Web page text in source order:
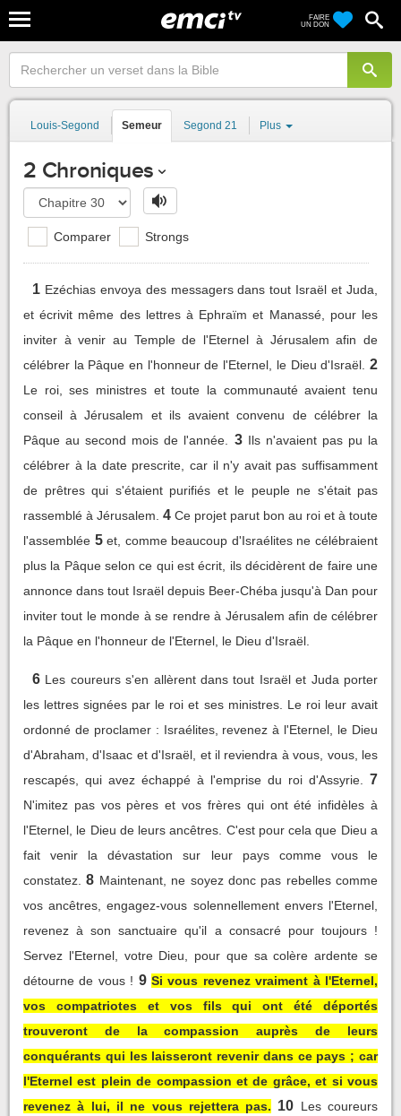
FAIRE
UN DON
Louis-Segond Semeur Segond 21 Plus
2 Chroniques
Comparer Strongs
1 Ezéchias envoya des messagers dans tout Israël et Juda,
et écrivit même des lettres à Ephraïm et Manassé, pour les
inviter à venir au Temple de l'Eternel à Jérusalem afin de
célébrer la Pâque en l'honneur de l'Eternel, le Dieu d'Israël. 2
Le roi, ses ministres et toute la communauté avaient tenu
conseil à Jérusalem et ils avaient convenu de célébrer la
Pâque au second mois de l'année.
3 Ils n'avaient pas pu la
célébrer à la date prescrite, car il n'y avait pas suffisamment
de prêtres qui s'étaient purifiés et le peuple ne s'était pas
rassemblé à Jérusalem. 4 Ce projet parut bon au roi et à toute
l'assemblée 5 et, comme beaucoup d'Israélites ne célébraient
plus la Pâque selon ce qui est écrit, ils décidèrent de faire une
annonce dans tout Israël depuis Beer-Chéba jusqu'à Dan pour
inviter tout le monde à se rendre à Jérusalem afin de célébrer
la Pâque en l'honneur de l'Eternel, le Dieu d'Israël.
6 Les coureurs s'en allèrent dans tout Israël et Juda porter
les lettres signées par le roi et ses ministres. Le roi leur avait
ordonné de proclamer : Israélites, revenez à l'Eternel, le Dieu
d'Abraham, d'Isaac et d'Israël, et il reviendra à vous, vous, les
rescapés, qui avez échappé à l'emprise du roi d'Assyrie.
7
N'imitez pas vos pères et vos frères qui ont été infidèles à
l'Eternel, le Dieu de leurs ancêtres. C'est pour cela que Dieu a
fait venir la dévastation sur leur pays comme vous le
constatez. 8 Maintenant, ne soyez donc pas rebelles comme
vos ancêtres, engagez-vous solennellement envers l'Eternel,
revenez à son sanctuaire qu'il a consacré pour toujours !
Servez l'Eternel, votre Dieu, pour que sa colère ardente se
détourne de vous ! 9 Si vous revenez vraiment à l'Eternel,
vos compatriotes et vos fils qui ont été déportés
trouveront de la compassion auprès de leurs
conquérants qui les laisseront revenir dans ce pays ; car
l'Eternel est plein de compassion et de grâce, et si vous
revenez à lui, il ne vous rejettera pas. 10 Les coureurs